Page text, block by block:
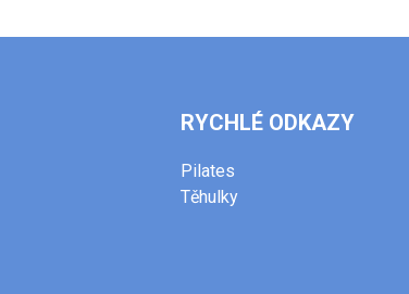
RYCHLÉ ODKAZY
Pilates
Těhulky